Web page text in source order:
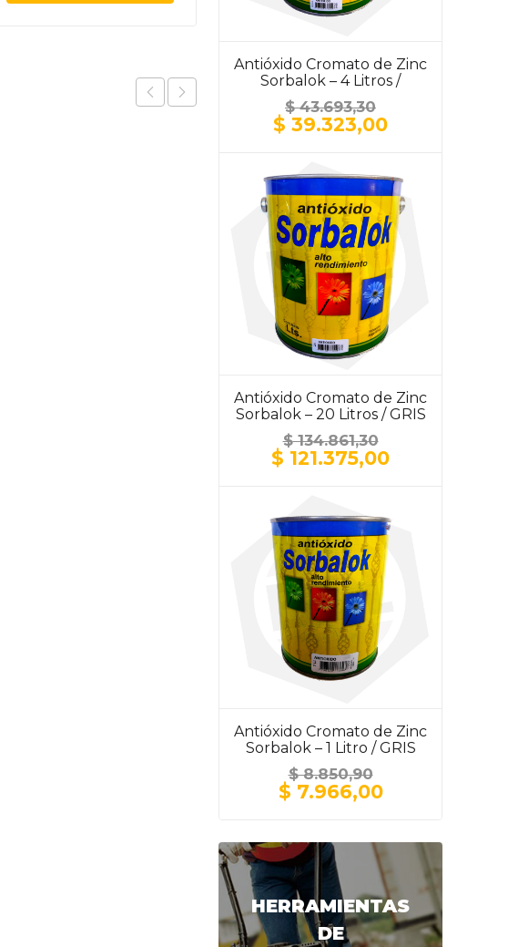
Antióxido Cromato de Zinc
Sorbalok – 4 Litros /
ALUMINIO
$43.693,30
El
precio
era:
$ 43.693,30.
$ 39.323,00El
es:
$ 39.323,00.
Antióxido Cromato de Zinc
Sorbalok – 20 Litros / GRIS
$134.861,30
El
precio
era:
$ 134.861,30.
$ 121.375,00El
es:
$
Antióxido Cromato de Zinc
Sorbalok – 1 Litro / GRIS
$8.850,90
El
precio
era:
$ 8.850,90.
$ 7.966,00El
es:
$ 7.966,00.
HERRAMIENTAS
DE